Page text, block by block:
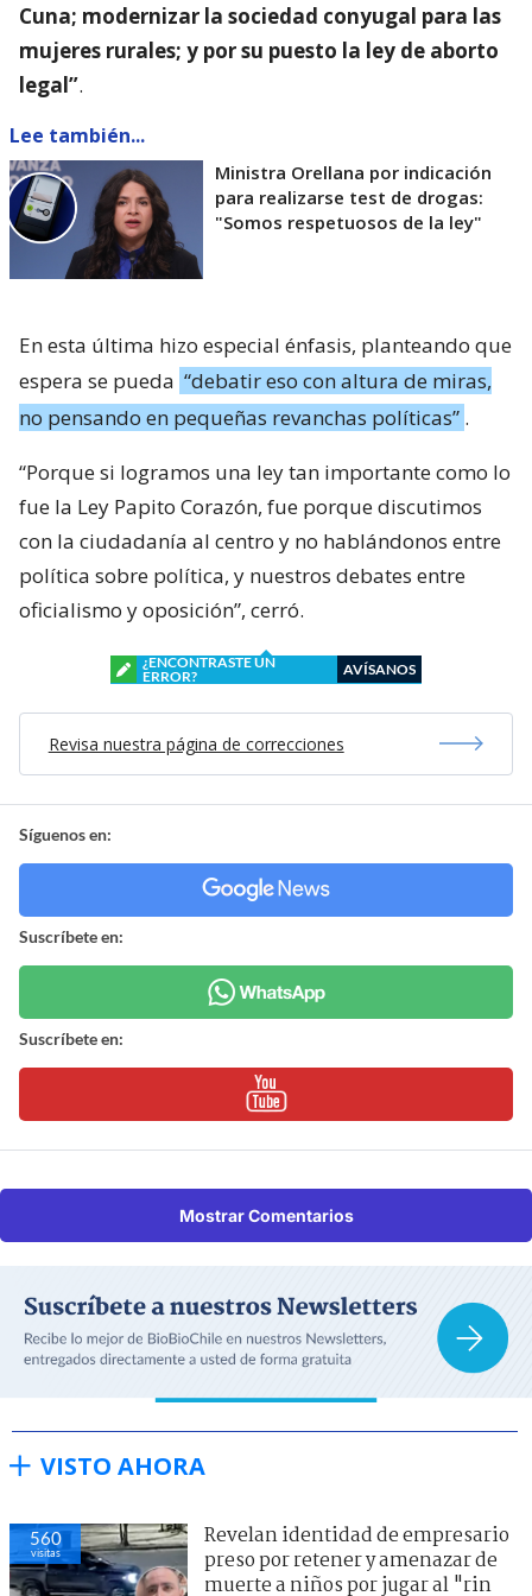
Cuna; modernizar la sociedad conyugal para las
mujeres rurales; y por su puesto la ley de aborto
legal”.
Lee también...
Ministra Orellana por indicación
para realizarse test de drogas:
"Somos respetuosos de la ley"
En esta última hizo especial énfasis, planteando que
espera se pueda “debatir eso con altura de miras,
no pensando en pequeñas revanchas políticas” .
“Porque si logramos una ley tan importante como lo
fue la Ley Papito Corazón, fue porque discutimos
con la ciudadanía al centro y no hablándonos entre
política sobre política, y nuestros debates entre
oficialismo y oposición”, cerró.
¿ENCONTRASTE UN
ERROR?
AVÍSANOS
Revisa nuestra página de correcciones
Síguenos en:
Suscríbete en:
Suscríbete en:
Mostrar Comentarios
VISTO AHORA
560
visitas
Revelan identidad de empresario
preso por retener y amenazar de
muerte a niños por jugar al "rin